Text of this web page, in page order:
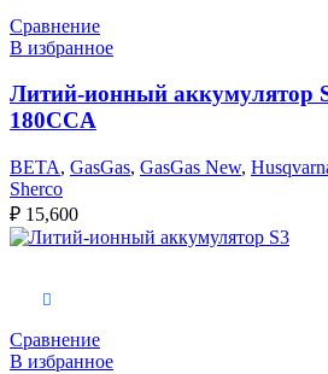
Сравнение
В избранное
Литий-ионный аккумулятор
180CCA
BETA, GasGas, GasGas New,
Sherco
₽ 15,600
Сравнение
В избранное